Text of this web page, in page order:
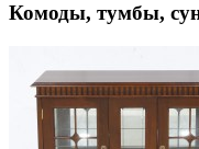
Комоды, тумбы,